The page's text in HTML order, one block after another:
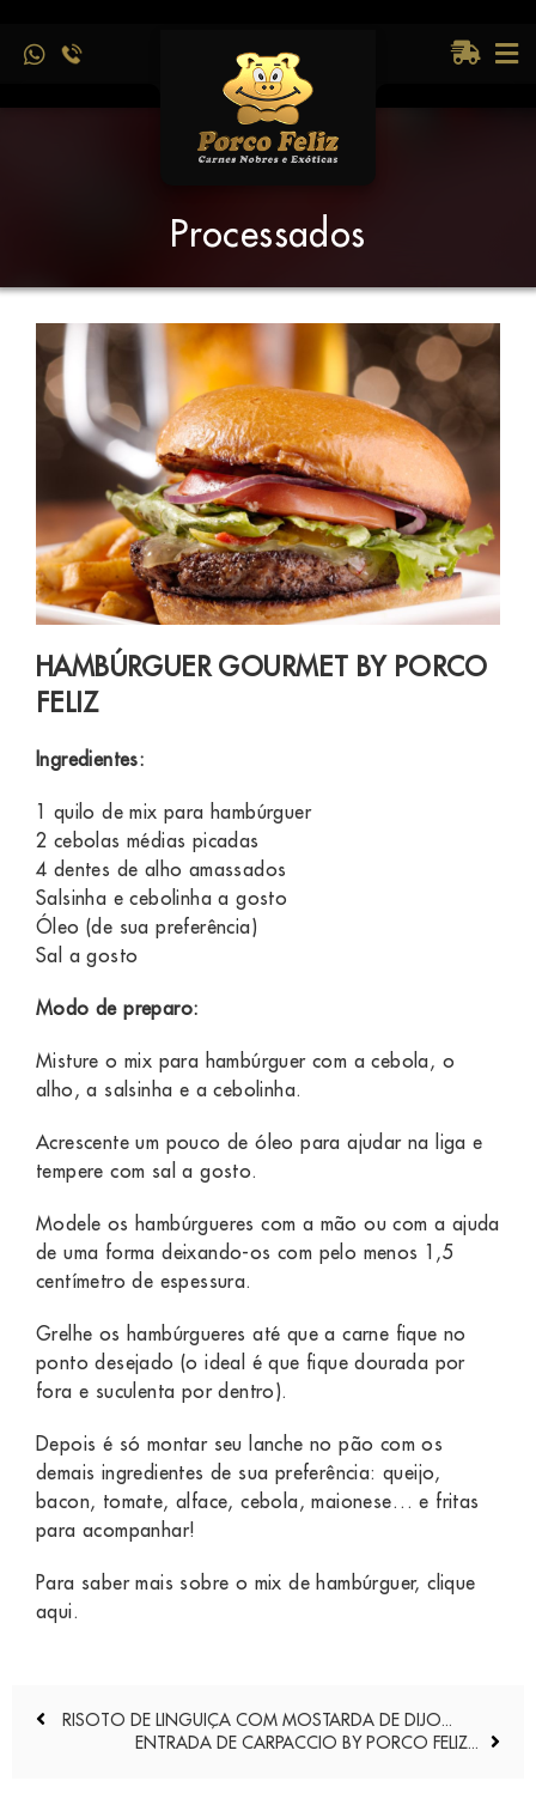
Processados
HAMBÚRGUER GOURMET BY PORCO
FELIZ
Ingredientes:
1 quilo de mix para hambúrguer
2 cebolas médias picadas
4 dentes de alho amassados
Salsinha e cebolinha a gosto
Óleo (de sua preferência)
Sal a gosto
Modo de preparo:
Misture o mix para hambúrguer com a cebola, o
alho, a salsinha e a cebolinha.
Acrescente um pouco de óleo para ajudar na liga e
tempere com sal a gosto.
Modele os hambúrgueres com a mão ou com a ajuda
de uma forma deixando-os com pelo menos 1,5
centímetro de espessura.
Grelhe os hambúrgueres até que a carne fique no
ponto desejado (o ideal é que fique dourada por
fora e suculenta por dentro).
Depois é só montar seu lanche no pão com os
demais ingredientes de sua preferência: queijo,
bacon, tomate, alface, cebola, maionese… e fritas
para acompanhar!
Para saber mais sobre o mix de hambúrguer,clique
aqui.
de
RISOTO DE LINGUIÇA COM MOSTARDA DE DIJO...
ENTRADA DE CARPACCIO BY PORCO FELIZ...